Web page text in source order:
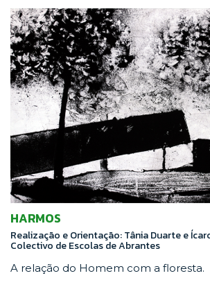
HARMOS
Realização e Orientação: Tânia Duarte e
Colectivo de Escolas de Abrantes
A relação do Homem com a floresta.